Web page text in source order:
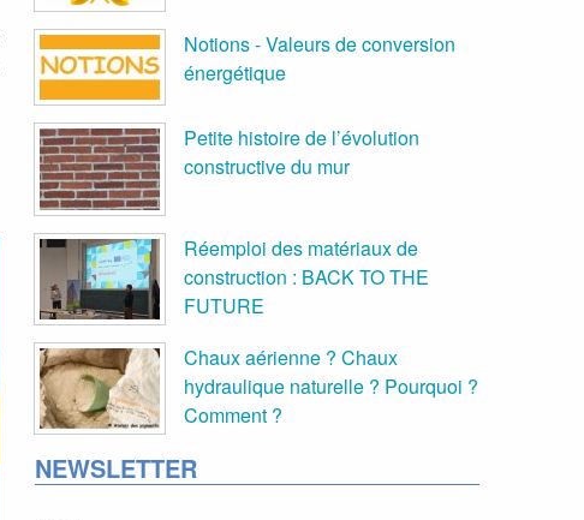
Notions - Valeurs de conversion
énergétique
Petite histoire de l’évolution
constructive du mur
Réemploi des matériaux de
construction : BACK TO THE
FUTURE
Chaux aérienne ? Chaux
hydraulique naturelle ? Pourquoi ?
Comment ?
NEWSLETTER